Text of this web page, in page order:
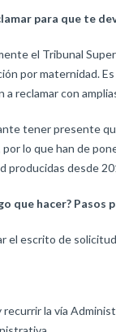
para que te
el Tribunal
por maternidad.
a reclamar con
tener presente
lo que han de
producidas desde
que hacer? Pasos
el escrito de
recurrir la vía